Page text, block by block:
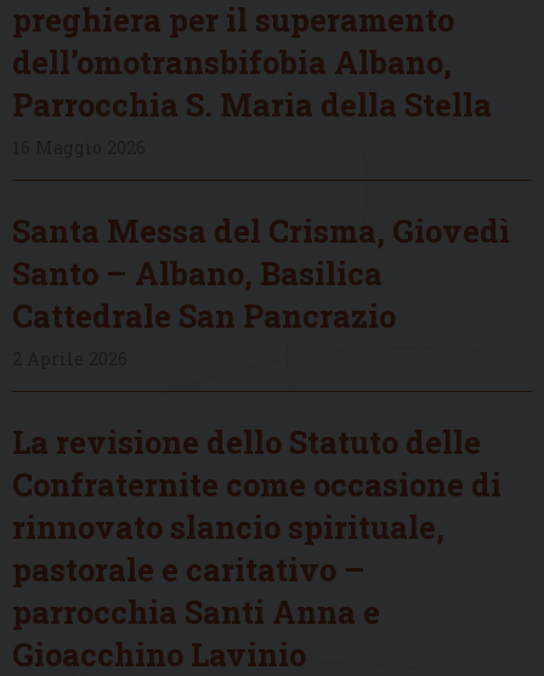
preghiera per il superamento
dell’omotransbifobia Albano,
Parrocchia S. Maria della Stella
Santa Messa del Crisma, Giovedì
Santo – Albano, Basilica
Cattedrale San Pancrazio
La revisione dello Statuto delle
Confraternite come occasione di
rinnovato slancio spirituale,
pastorale e caritativo –
parrocchia Santi Anna e
Gioacchino Lavinio